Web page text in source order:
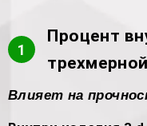
1
Процент
Влияет на